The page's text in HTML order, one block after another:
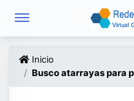
Inicio
Busco atarrayas para